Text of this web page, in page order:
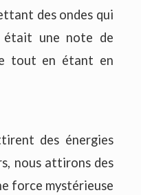
des ondes qui
était une note de
tout en étant en
des énergies
nous attirons des
force mystérieuse